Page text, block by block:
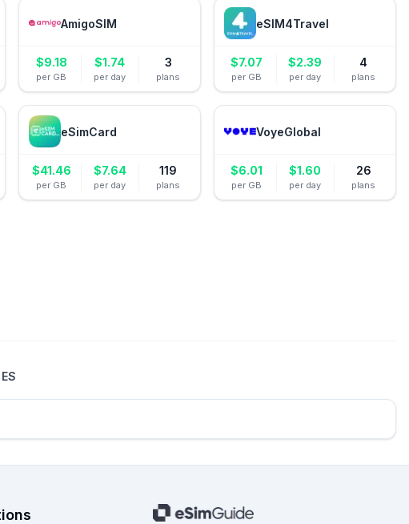
AmigoSIM
$9.18
per GB
$1.74
per day
3
plans
eSIM4Travel
$7.07
per GB
$2.39
per day
4
plans
eSimCard
$41.46
per GB
$7.64
per day
119
plans
VoyeGlobal
$6.01
per GB
$1.60
per day
26
plans